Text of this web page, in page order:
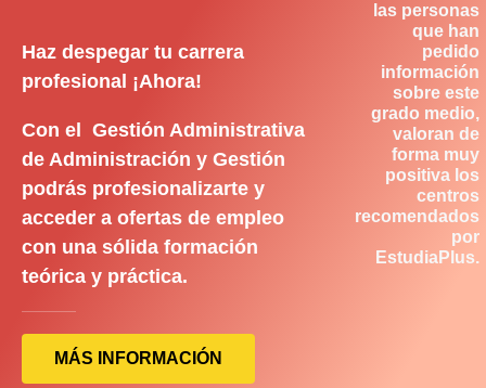
Haz despegar tu carrera
profesional ¡Ahora!
Con el Gestión Administrativa
de Administración y Gestión
podrás profesionalizarte y
acceder a ofertas de empleo
con una sólida formación
teórica y práctica.
MÁS INFORMACIÓN
las personas
que han
pedido
información
sobre este
grado medio,
valoran de
forma muy
positiva los
centros
recomendados
por
EstudiaPlus.